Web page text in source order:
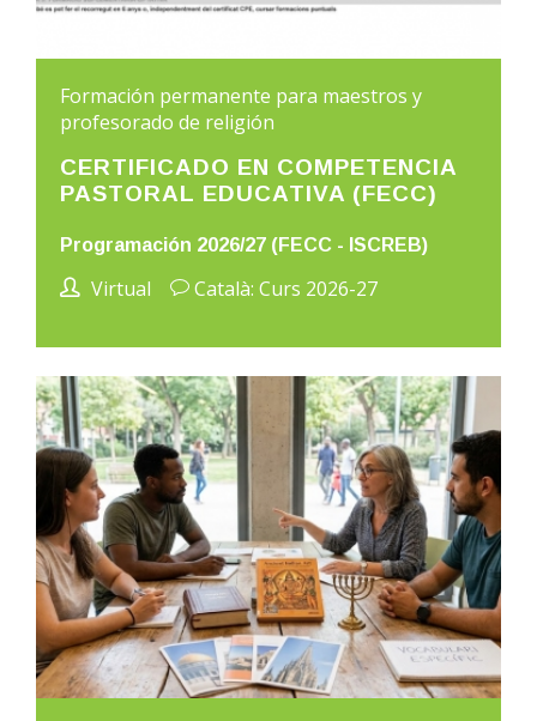
Formación permanente para maestros y
profesorado de religión
CERTIFICADO EN COMPETENCIA
PASTORAL EDUCATIVA (FECC)
Programación 2026/27 (FECC - ISCREB)
Virtual Català: Curs 2026-27